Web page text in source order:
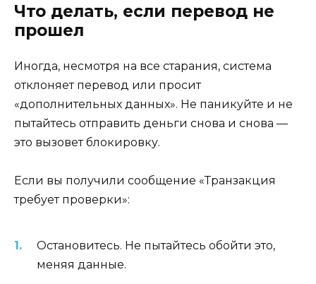
Что делать, если перевод не
прошел
Иногда, несмотря на все старания, система
отклоняет перевод или просит
«дополнительных данных». Не паникуйте и не
пытайтесь отправить деньги снова и снова —
это вызовет блокировку.
Если вы получили сообщение «Транзакция
требует проверки»:
Остановитесь. Не пытайтесь обойти это,
меняя данные.